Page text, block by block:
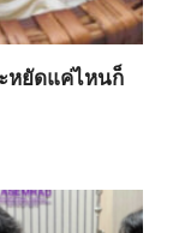
หยัดแค่ไหนก็